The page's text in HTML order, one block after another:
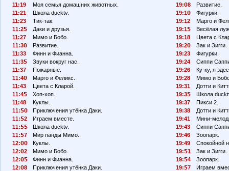
11:19
Моя семья домашних животных.
11:21
Школа ducktv.
11:23
Тик-так.
11:2
Даки и друзья.
11:27
Мимо и Бобо.
11:3
Развитие.
11:33
Финн и Фианна.
11:3
Звуки вокруг нас.
11:37
Пожарные.
11:4
Марго и Феликс.
11:43
Цвета с Кларой.
11:4
Хоп-хоп.
11:48
Куклы.
11:
Приключения утёнка Даки.
11:
2
Играем вместе.
11:
Школа ducktv.
11:
7
Мир панды Мимо.
12:
Куклы.
12:
2
Мимо и Бобо.
12:
Финн и Фианна.
12:
8
Приключения утёнка Даки.
19:
8
Развитие.
19:1
Фигурки.
19:12
Марго и
19:1
Весёлая
19:18
Цвета с
19:2
Зак и Зигги.
19:23
Фигурки.
19:24
Сиппи
19:26
Ку-ку, я
19:28
Мимо и
19:31
Дотти и
19:3
Школа
19:37
Пикси 2.
19:38
Дотти и
19:41
Мини-
19:43
Сиппи
19:46
Зоопарк.
19:49
Спокойной
19:
1
Зак и Зигги.
19:
4
Зоопарк.
19:
7
Играем